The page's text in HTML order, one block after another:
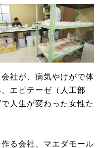
社が、病気やけがで体
エピテーゼ（人工部
人生が変わった女性た
る会社、マエダモール